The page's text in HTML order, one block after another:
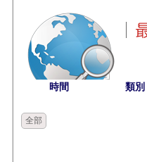
時間 類別
全部